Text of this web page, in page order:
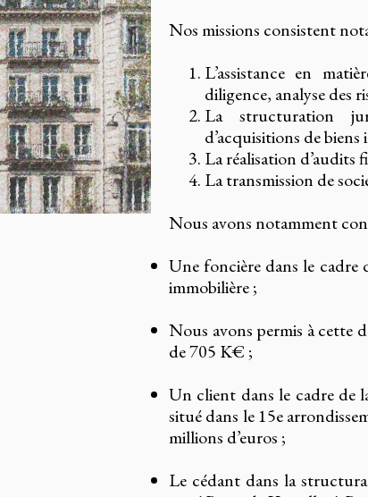
Nos missions consistent
L’assistance en
diligence, analyse des
La structuration
d’acquisitions de biens
La réalisation d’audits
La transmission de
Nous avons notamment
Une foncière dans le cadre
immobilière ;
Nous avons permis à cette
de 705 K€ ;
Un client dans le cadre de
situé dans le 15e
millions d’euros ;
Le cédant dans la